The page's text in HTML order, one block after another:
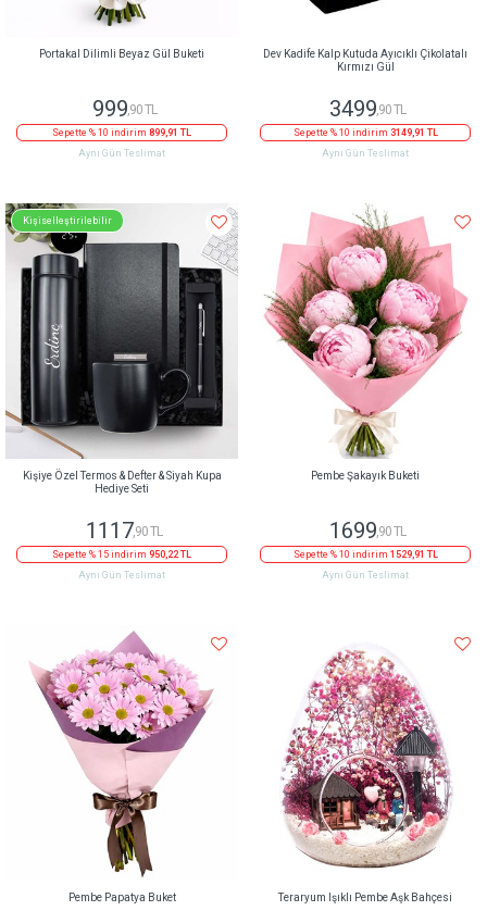
Portakal Dilimli Beyaz Gül Buketi
999,90 TL
Sepette % 10 indirim 899,91 TL
Aynı Gün Teslimat
Dev Kadife Kalp Kutuda Ayıcıklı Çikolatalı
Kırmızı Gül
3499 ,90 TL
Sepette % 10 indirim 3149,91 TL
Aynı Gün Teslimat
Kişiselleştirilebilir
Kişiye Özel Termos & Defter & Siyah Kupa
Hediye Seti
1117,90 TL
Sepette % 15 indirim 950,22 TL
Aynı Gün Teslimat
Pembe Şakayık Buketi
1699,90 TL
Sepette % 10 indirim 1529,91 TL
Aynı Gün Teslimat
Pembe Papatya Buket Teraryum Işıklı Pembe Aşk Bahçesi